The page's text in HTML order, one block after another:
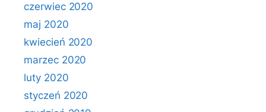
czerwiec 2020
maj 2020
kwiecień 2020
marzec 2020
luty 2020
styczeń 2020